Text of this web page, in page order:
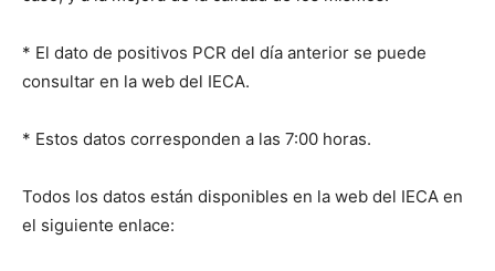
* El dato de positivos PCR del día anterior se puede
consultar en la web del IECA.
* Estos datos corresponden a las 7:00 horas.
Todos los datos están disponibles en la web del IECA en
el siguiente enlace: